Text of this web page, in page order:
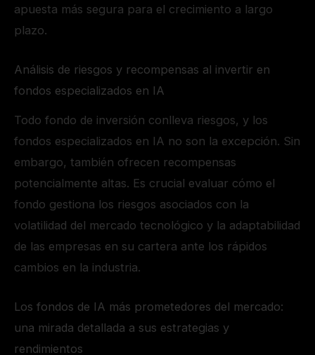
apuesta más segura para el crecimiento a largo
plazo.
Análisis de riesgos y recompensas al invertir en
fondos especializados en IA
Todo fondo de inversión conlleva riesgos, y los
fondos especializados en IA no son la excepción. Sin
embargo, también ofrecen recompensas
potencialmente altas. Es crucial evaluar cómo el
fondo gestiona los riesgos asociados con la
volatilidad del mercado tecnológico y la adaptabilidad
de las empresas en su cartera ante los rápidos
cambios en la industria.
Los fondos de IA más prometedores del mercado:
una mirada detallada a sus estrategias y
rendimientos